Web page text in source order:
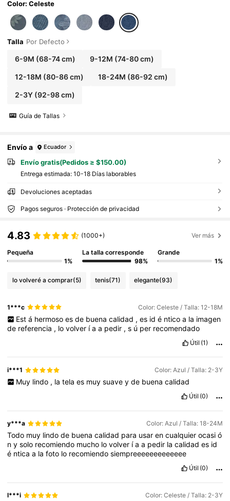
Color: Celeste
Talla Por Defecto
6-9M (68-74 cm) 9-12M (74-80 cm)
12-18M (80-86 cm) 18-24M (86-92 cm)
2-3Y(92-98 cm)
Guía de Tallas
Envío a Ecuador
Envío gratis(Pedidos ≥ $150.00)
Entrega estimada: 10-18 Días laborables
Devoluciones aceptadas
Pagos seguros · Protección de privacidad
4.83 (1000+) Ver más
Pequeña
1%
La talla corresponde
98%
Grande
1%
lo volveré a comprar(5) tenis(71) elegante(93)
1***c Color: Celeste / Talla: 12-18M
Est á hermoso es de buena calidad , es id é ntico a la imagen
de referencia , lovolver íaa pedir ,s ú per recomendado
Útil (1)
i***1 Color: Azul / Talla: 2-3Y
Muy lindo , la tela es muy suave y de buena calidad
Útil (0)
y***a Color: Azul / Talla: 18-24M
Todo muy lindode buenacalidad para usarencualquierocasió
nysolo recomiendo mucho lovolver íaa pedir lacalidades id
é nticaa lafoto lo recomiendosiempreeeeeeeeeeeee
Útil (0)
l***i Color: Celeste / Talla: 2-3Y